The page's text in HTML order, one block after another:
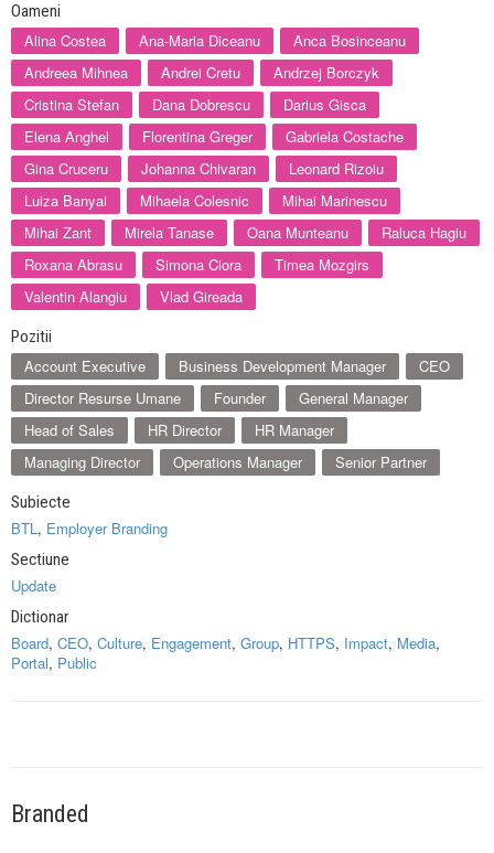
Oameni
Alina Costea Ana-Maria Diceanu
Anca Bosinceanu
Andreea Mihnea
Andrei Cretu
Andrzej Borczyk
Cristina Stefan
Dana Dobrescu
Darius Gisca
Elena Anghel
Florentina Greger
Gabriela Costache
Gina Cruceru
Johanna Chivaran
Leonard Rizoiu
Luiza Banyai
Mihaela Colesnic
Mihai Marinescu
Mihai Zant
Mirela Tanase Oana Munteanu
Raluca Hagiu
Roxana Abrasu
Simona Ciora
Timea Mozgirs
Valentin Alangiu
Vlad Gireada
Pozitii
Account Executive Business Development Manager
CEO
Director Resurse Umane
Founder
General Manager
Head of Sales
HR Director
HR Manager
Managing Director
Operations Manager Senior Partner
Subiecte
BTL, Employer Branding
Sectiune
Update
Dictionar
Board, CEO, Culture, Engagement, Group, HTTPS, Impact, Media,
Portal, Public
Branded